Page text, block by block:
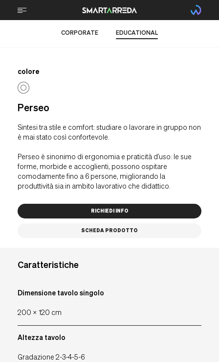
SPORTS
PROGETTI
BRAIN FOOD
Assistenza RMA
Contatti
CORPORATE EDUCATIONAL
Perseo
Sintesi tra stile e comfort: studiare o lavorare in gruppo non
è mai stato così confortevole.
Perseo è sinonimo di ergonomia e praticità d’uso: le sue
forme, morbide e accoglienti, possono ospitare
comodamente fino a 6 persone, migliorando la
produttività sia in ambito lavorativo che didattico.
colore
RICHIEDI INFO
SCHEDA PRODOTTO
Caratteristiche
Dimensione tavolo singolo
200 x 120 cm
Altezza tavolo
Gradazione 2-3-4-5-6